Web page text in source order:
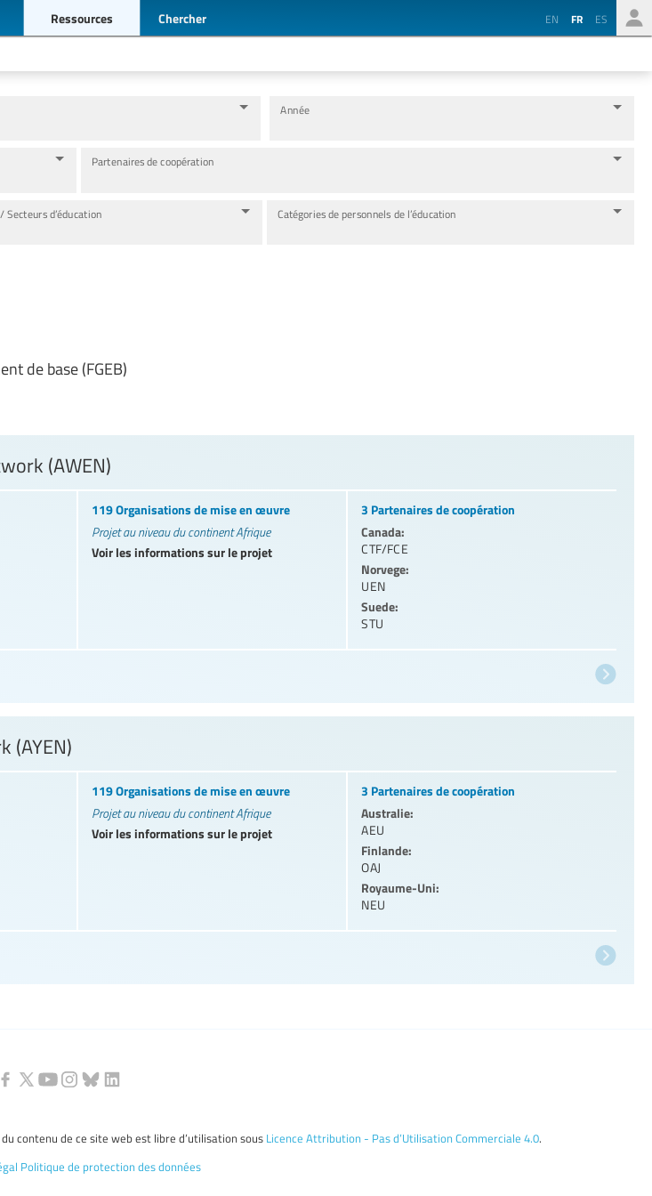
Ressources Chercher EN FR ES
Année
Partenaires de coopération
Secteurs d’éducation Catégories de personnels de l’éducation
de base (FGEB)
(AWEN)
119 Organisations de mise en œuvre
Projet au niveau du continent Afrique
Voir les informations sur le projet
3 Partenaires de coopération
Canada:
CTF/FCE
Norvege:
UEN
Suede:
STU
(AYEN)
119 Organisations de mise en œuvre
Projet au niveau du continent Afrique
Voir les informations sur le projet
3 Partenaires de coopération
Australie:
AEU
Finlande:
OAJ
Royaume-Uni:
NEU
contenu de ce site web est libre d’utilisation sous Licence Attribution - Pas d’Utilisation Commerciale 4.0.
Politique de protection des données